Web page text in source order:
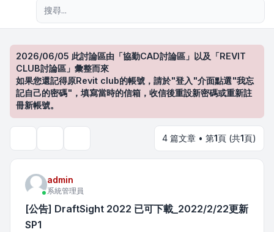
2026/06/05 此討論區由「協勤CAD討論區」以及「REVIT
CLUB討論區」彙整而來
如果您還記得原Revit club的帳號，請於"登入"介面點選"我忘
記自己的密碼"，填寫當時的信箱，收信後重設新密碼或重新註
冊新帳號。
4 篇文章 • 第1頁 (共1頁)
admin
系統管理員
[公告] DraftSight 2022 已可下載_2022/2/22更新
SP1